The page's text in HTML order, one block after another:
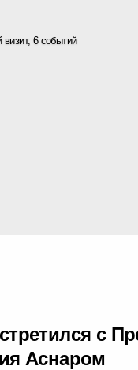
6 событий
с
Аснаром